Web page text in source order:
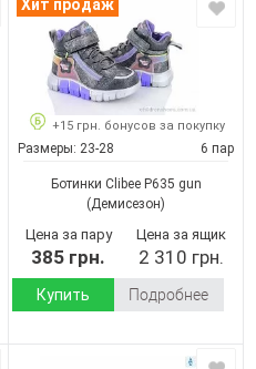
Хит продаж
+15 грн. бонусов за покупку
Размеры: 23-28 6 пар
Ботинки Clibee P635 gun
(Демисезон)
Цена за пару
385 грн.
Цена за ящик
2 310 грн.
Купить Подробнее